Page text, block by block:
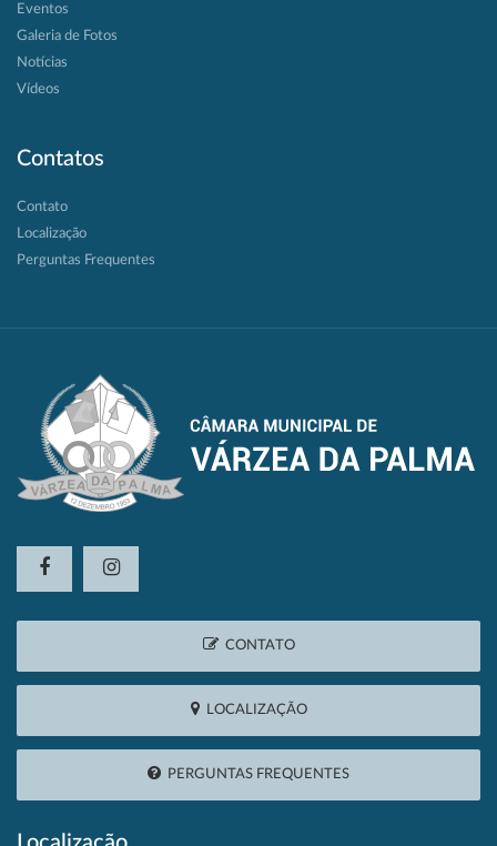
Eventos
Galeria de Fotos
Notícias
Vídeos
Contatos
Contato
Localização
Perguntas Frequentes
CONTATO
LOCALIZAÇÃO
PERGUNTAS FREQUENTES